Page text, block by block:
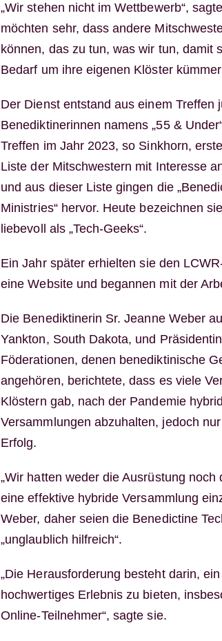
„Wir stehen nicht im Wettbewerb“,
möchten sehr, dass andere
können, das zu tun, was wir tun, damit
Bedarf um ihre eigenen Klöster
Der Dienst entstand aus einem Treffen
Benediktinerinnen namens „55 &
Treffen im Jahr 2023, so Sinkhorn,
Liste der Mitschwestern mit Interesse
und aus dieser Liste gingen die
Ministries“ hervor. Heute bezeichnen
liebevoll als „Tech-Geeks“.
Ein Jahr später erhielten sie den
eine Website und begannen mit der
Die Benediktinerin Sr. Jeanne Weber
Yankton, South Dakota, und
Föderationen, denen benediktinische
angehören, berichtete, dass es viele
Klöstern gab, nach der Pandemie
Versammlungen abzuhalten, jedoch
Erfolg.
„Wir hatten weder die Ausrüstung noch
eine effektive hybride Versammlung
Weber, daher seien die Benedictine
„unglaublich hilfreich“.
„Die Herausforderung besteht darin,
hochwertiges Erlebnis zu bieten,
Online-Teilnehmer“, sagte sie.